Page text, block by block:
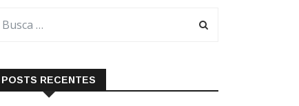
POSTS RECENTES